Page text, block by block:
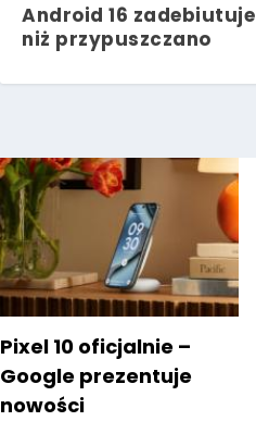
Android 16
niż przypuszczano
Pixel 10 oficjalnie –
Google prezentuje
nowości